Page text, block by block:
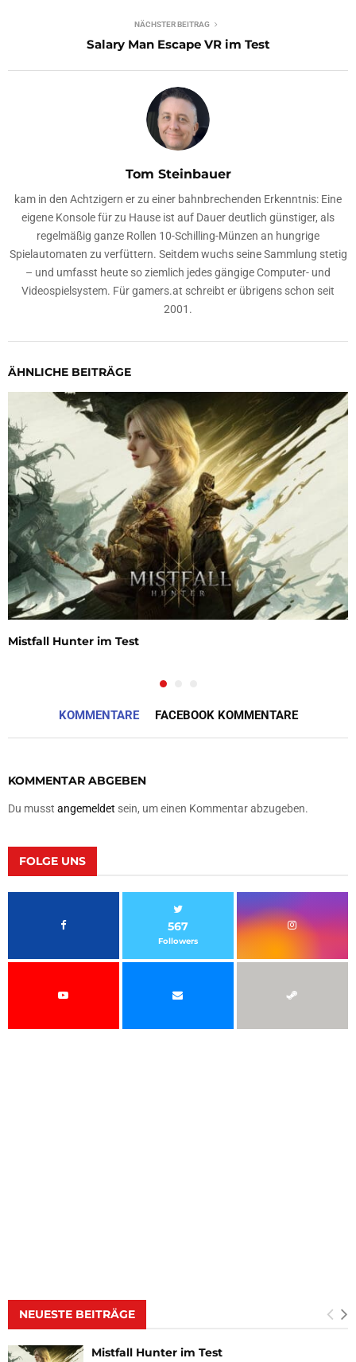
NÄCHSTER BEITRAG
Salary Man Escape VR im Test
Tom Steinbauer
kam in den Achtzigern er zu einer bahnbrechenden Erkenntnis: Eine
eigene Konsole für zu Hause ist auf Dauer deutlich günstiger, als
regelmäßig ganze Rollen 10-Schilling-Münzen an hungrige
Spielautomaten zu verfüttern. Seitdem wuchs seine Sammlung stetig
– und umfasst heute so ziemlich jedes gängige Computer- und
Videospielsystem. Für gamers.at schreibt er übrigens schon seit
2001.
ÄHNLICHE BEITRÄGE
Mistfall Hunter im Test
KOMMENTARE FACEBOOK KOMMENTARE
KOMMENTAR ABGEBEN
Du musst angemeldet sein, um einen Kommentar abzugeben.
FOLGE UNS
567
Followers
NEUESTE BEITRÄGE
Mistfall Hunter im Test